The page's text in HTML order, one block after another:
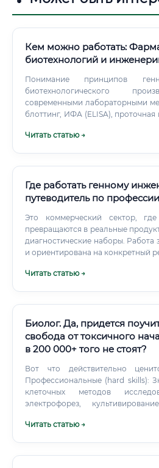
Кем можно работать:
биотехнологий и
Понимание принципов
биотехнологического
современными лабораторными
блоттинг, ИФА (ELISA), проточная
с лабораторными
Читать статью →
Где работать генному
путеводитель по
Это коммерческий сектор,
превращаются в реальные
диагностические наборы. Работа
и ориентирована на конкретный
Читать статью →
Биолог. Да, придется
свобода от токсичного
в 200 000+ того не стоят?
Вот что действительно
Профессиональные (hard skills): Знание молекулярных и
клеточных методов
электрофорез, культивирование
Python для анализа биоданных) Знание GLP/GMP (Good
Читать статью →